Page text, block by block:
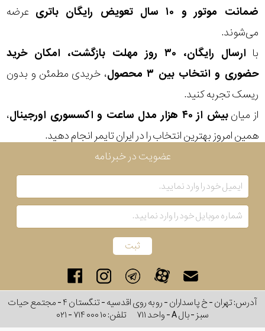
ضمانت موتور و ۱۰ سال تعویض رایگان باتری
عرضه
می‌شوند.
با
ارسال رایگان، ۳۰ روز مهلت بازگشت، امکان خرید
حضوری و انتخاب بین ۳ محصول
، خریدی مطمئن و بدون
ریسک تجربه کنید.
از میانبیش از ۴۰ هزار مدل ساعت و اکسسوری اورجینال
،
همین امروز بهترین انتخاب را در ایران تایمر انجام دهید.
آب
شکل
قاب
نوع
رنگ
بکار
ساعت
جنس
عضویت در خبرنامه
آدرس: تهران - خ پاسداران - رو به روی اقدسیه - تنگستان ۴ - مجتمع حیات
سبز - بال A - واحد ۷۱۱
تلفن:۰۲۱ - ۷۱۴ ۰۰۰ ۱۰